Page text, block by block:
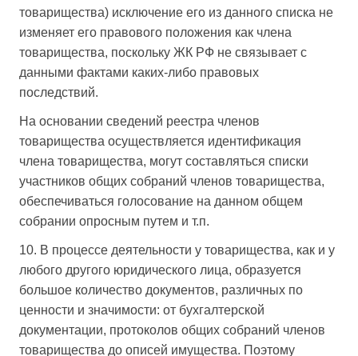
товарищества) исключение его из данного списка не
изменяет его правового положения как члена
товарищества, поскольку ЖК РФ не связывает с
данными фактами каких-либо правовых
последствий.
На основании сведений реестра членов
товарищества осуществляется идентификация
члена товарищества, могут составляться списки
участников общих собраний членов товарищества,
обеспечиваться голосование на данном общем
собрании опросным путем и т.п.
10. В процессе деятельности у товарищества, как и у
любого другого юридического лица, образуется
большое количество документов, различных по
ценности и значимости: от бухгалтерской
документации, протоколов общих собраний членов
товарищества до описей имущества. Поэтому